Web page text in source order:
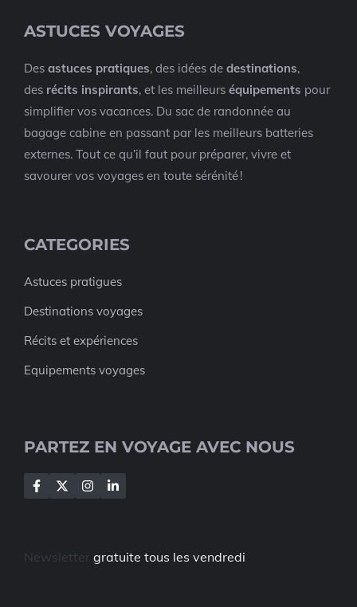
ASTUCES VOYAGES
Des astuces pratiques, des idées de destinations,
des récits inspirants, et les meilleurs équipements pour
simplifier vos vacances. Du sac de randonnée au
bagage cabine en passant par les meilleurs batteries
externes. Tout ce qu’il faut pour préparer, vivre et
savourer vos voyages en toute sérénité !
CATEGORIES
Astuces pratigues
Destinations voyages
Récits et expériences
Equipements voyages
PARTEZ EN VOYAGE AVEC NOUS
Newsletter gratuite tous les vendredi